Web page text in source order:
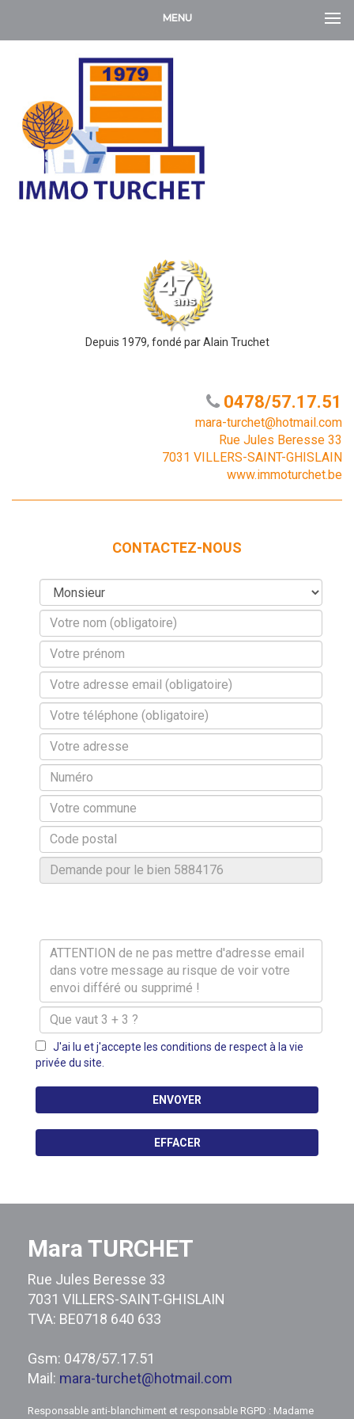
MENU
Depuis 1979, fondé par Alain Truchet
0478/57.17.51
mara-turchet@hotmail.com
Rue Jules Beresse 33
7031 VILLERS-SAINT-GHISLAIN
www.immoturchet.be
CONTACTEZ-NOUS
J'ai lu et j'accepte les conditions de respect à la vie
privée du site.
ENVOYER
EFFACER
Mara TURCHET
Rue Jules Beresse 33
7031 VILLERS-SAINT-GHISLAIN
TVA: BE0718 640 633
Gsm: 0478/57.17.51
Mail: mara-turchet@hotmail.com
Responsable anti-blanchiment et responsable RGPD : Madame